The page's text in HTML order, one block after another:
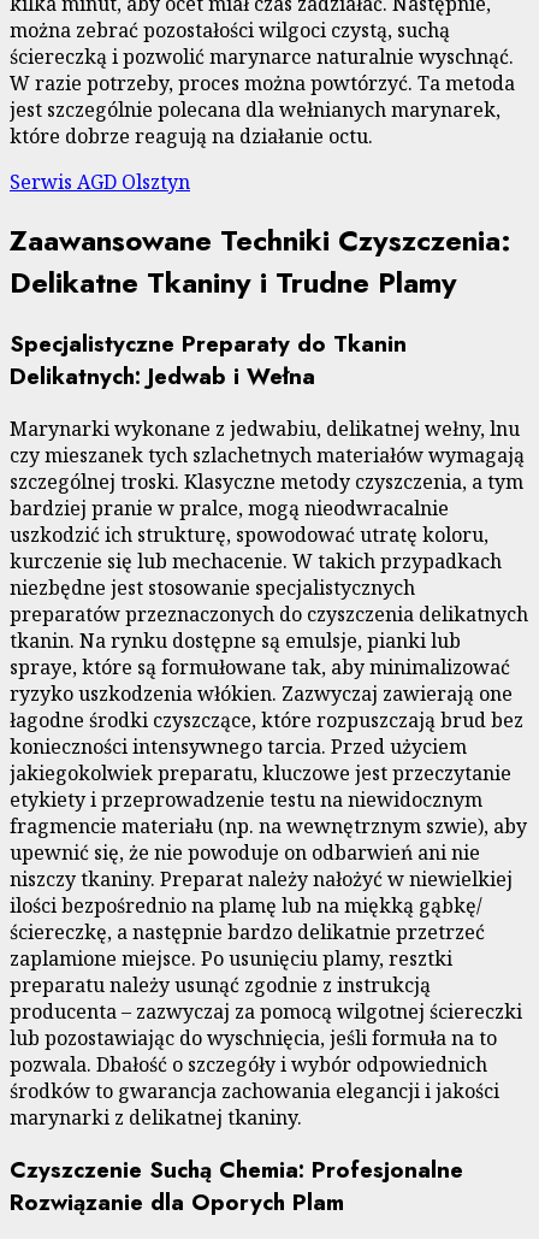
można zebrać pozostałości wilgoci czystą, suchą
ściereczką i pozwolić marynarce naturalnie wyschnąć.
W razie potrzeby, proces można powtórzyć. Ta metoda
jest szczególnie polecana dla wełnianych marynarek,
które dobrze reagują na działanie octu.
Serwis AGD Olsztyn
Zaawansowane Techniki Czyszczenia:
Delikatne Tkaniny i Trudne Plamy
Specjalistyczne Preparaty do Tkanin
Delikatnych: Jedwab i Wełna
Marynarki wykonane z jedwabiu, delikatnej wełny, lnu
czy mieszanek tych szlachetnych materiałów wymagają
szczególnej troski. Klasyczne metody czyszczenia, a tym
bardziej pranie w pralce, mogą nieodwracalnie
uszkodzić ich strukturę, spowodować utratę koloru,
kurczenie się lub mechacenie. W takich przypadkach
niezbędne jest stosowanie specjalistycznych
preparatów przeznaczonych do czyszczenia delikatnych
tkanin. Na rynku dostępne są emulsje, pianki lub
spraye, które są formułowane tak, aby minimalizować
ryzyko uszkodzenia włókien. Zazwyczaj zawierają one
łagodne środki czyszczące, które rozpuszczają brud bez
konieczności intensywnego tarcia. Przed użyciem
jakiegokolwiek preparatu, kluczowe jest przeczytanie
etykiety i przeprowadzenie testu na niewidocznym
fragmencie materiału (np. na wewnętrznym szwie), aby
upewnić się, że nie powoduje on odbarwień ani nie
niszczy tkaniny. Preparat należy nałożyć w niewielkiej
ilości bezpośrednio na plamę lub na miękką gąbkę/
ściereczkę, a następnie bardzo delikatnie przetrzeć
zaplamione miejsce. Po usunięciu plamy, resztki
preparatu należy usunąć zgodnie z instrukcją
producenta – zazwyczaj za pomocą wilgotnej ściereczki
lub pozostawiając do wyschnięcia, jeśli formuła na to
pozwala. Dbałość o szczegóły i wybór odpowiednich
środków to gwarancja zachowania elegancji i jakości
marynarki z delikatnej tkaniny.
Czyszczenie Suchą Chemia: Profesjonalne
Rozwiązanie dla Oporych Plam